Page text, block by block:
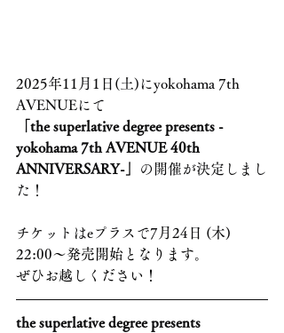
2025年11月1日(土)にyokohama 7th
AVENUEにて
「the superlative degree presents -
yokohama 7th AVENUE 40th
ANNIVERSARY-」
の開催が決定しまし
た！
チケットはeプラスで7月24日 (木)
22:00～発売開始となります。
ぜひお越しください！
the superlative degree presents